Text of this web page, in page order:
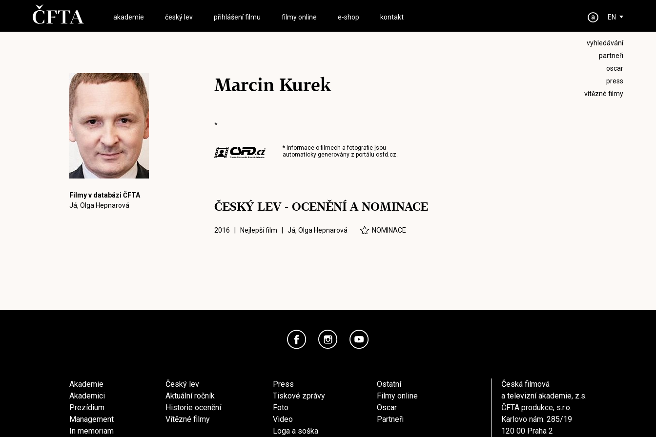
akademie český lev přihlášení filmu filmy online e-shop kontakt EN
vyhledávání
partneři
oscar
press
vítězné filmy
Filmy v databázi ČFTA
Já, Olga Hepnarová
Marcin Kurek
*
* Informace o filmech a fotografie jsou
automaticky generovány z portálu csfd.cz.
ČESKÝ LEV - OCENĚNÍ A NOMINACE
2016 | Nejlepší film | Já, Olga Hepnarová NOMINACE
Akademie
Akademici
Prezídium
Management
In memoriam
Český lev
Aktuální ročník
Historie ocenění
Vítězné filmy
Press
Tiskové zprávy
Foto
Video
Loga a soška
Ostatní
Filmy online
Oscar
Partneři
Česká filmová
a televizní akademie, z.s.
ČFTA produkce, s.r.o.
Karlovo nám. 285/19
120 00 Praha 2